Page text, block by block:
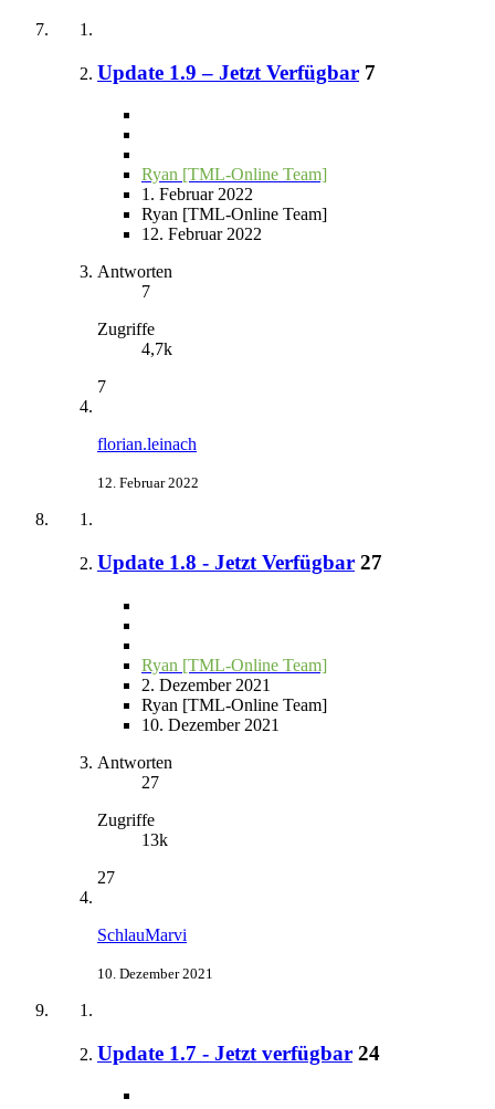
Update 1.9 – Jetzt Verfügbar 7
Ryan [TML-Online Team]
1. Februar 2022
Ryan [TML-Online Team]
12. Februar 2022
Antworten
7
Zugriffe
4,7k
7
florian.leinach
12. Februar 2022
Update 1.8 - Jetzt Verfügbar 27
Ryan [TML-Online Team]
2. Dezember 2021
Ryan [TML-Online Team]
10. Dezember 2021
Antworten
27
Zugriffe
13k
27
SchlauMarvi
10. Dezember 2021
Update 1.7 - Jetzt verfügbar 24